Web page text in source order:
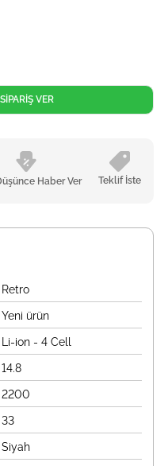
Haber Ver Teklif İste
VER
Retro
Yeni ürün
Li-ion - 4 Cell
14.8
2200
33
Siyah